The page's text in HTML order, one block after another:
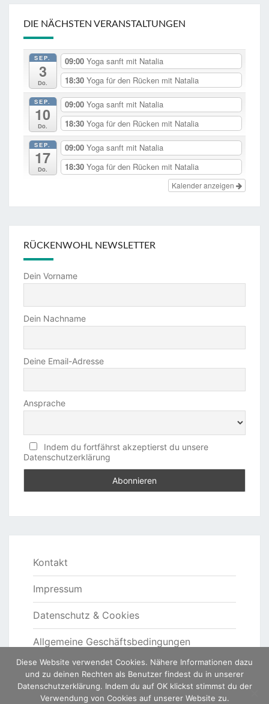
DIE NÄCHSTEN VERANSTALTUNGEN
SEP.
3
Do.
09:00 Yoga sanft mit Natalia
18:30 Yoga für den Rücken mit Natalia
SEP.
10
Do.
09:00 Yoga sanft mit Natalia
18:30 Yoga für den Rücken mit Natalia
SEP.
17
Do.
09:00 Yoga sanft mit Natalia
18:30 Yoga für den Rücken mit Natalia
Kalender anzeigen
RÜCKENWOHL NEWSLETTER
Dein Vorname
Dein Nachname
Deine Email-Adresse
Ansprache
Indem du fortfährst akzeptierst du unsere
Datenschutzerklärung
Kontakt
Impressum
Datenschutz & Cookies
Allgemeine Geschäftsbedingungen
Diese Website verwendet Cookies. Nähere Informationen dazu
und zu deinen Rechten als Benutzer findest du in unserer
Datenschutzerklärung. Indem du auf OK klickst stimmst du der
Verwendung von Cookies auf unserer Website zu.